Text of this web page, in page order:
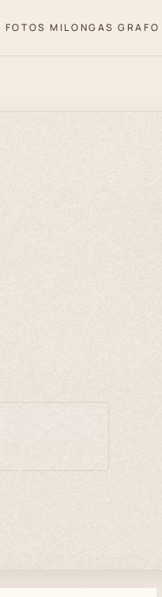
FOTOS MILONGAS GRAFO